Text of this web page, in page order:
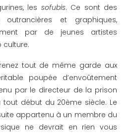
les sofubis. Ce sont des
outrancières et graphiques,
par de jeunes artistes
culture.
tout de même garde aux
poupée d’envoûtement
par le directeur de la prison
tout début du 20ème siècle. Le
appartenu à un membre du
ne devrait en rien vous